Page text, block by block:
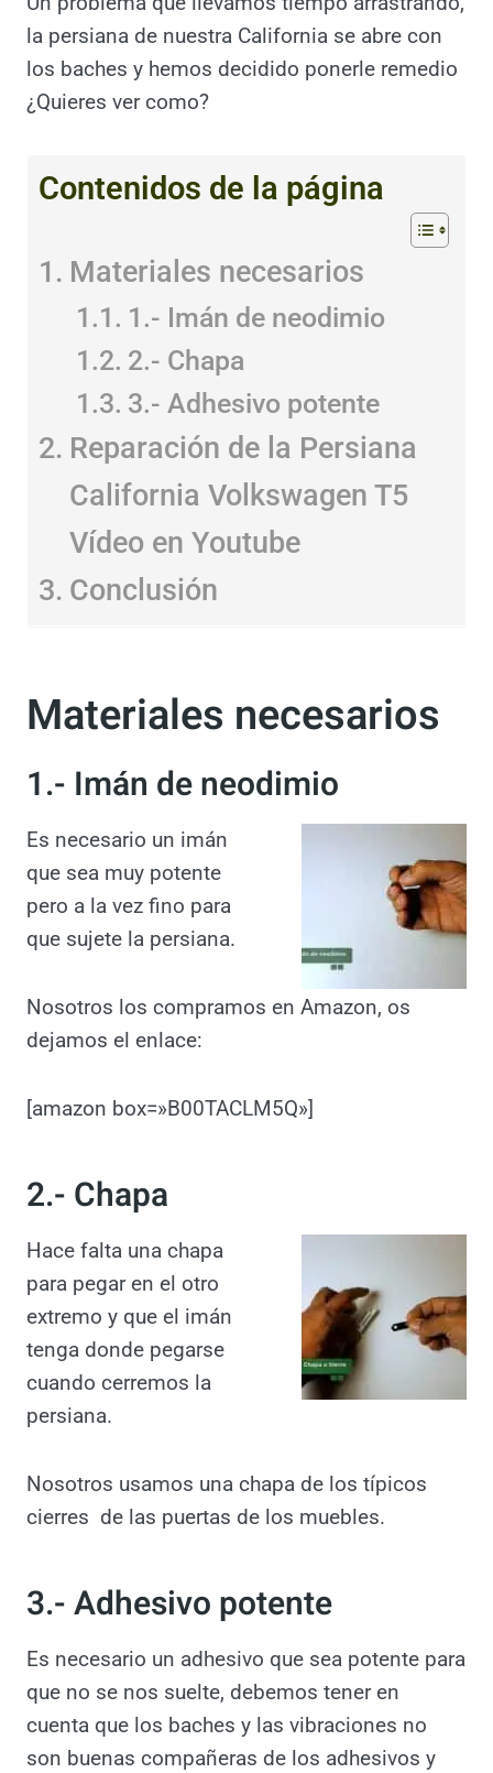
arrastrando, la persiana de nuestra California
se abre con los baches y hemos decidido
ponerle remedio ¿Quieres ver como?
Contenidos de la página
Materiales necesarios
1.- Imán de neodimio
2.- Chapa
3.- Adhesivo potente
Reparación de la Persiana
California Volkswagen T5
Vídeo en Youtube
Conclusión
Materiales necesarios
1.- Imán de neodimio
Es necesario un imán
que sea muy potente
pero a la vez fino para
que sujete la persiana.
Nosotros los compramos en Amazon, os
dejamos el enlace:
[amazon box=»B00TACLM5Q»]
2.- Chapa
Hace falta una chapa
para pegar en el otro
extremo y que el imán
tenga donde pegarse
cuando cerremos la
persiana.
Nosotros usamos una chapa de los típicos
cierres de las puertas de los muebles.
3.- Adhesivo potente
Es necesario un adhesivo que sea potente
para que no se nos suelte, debemos tener en
cuenta que los baches y las vibraciones no
son buenas compañeras de los adhesivos y